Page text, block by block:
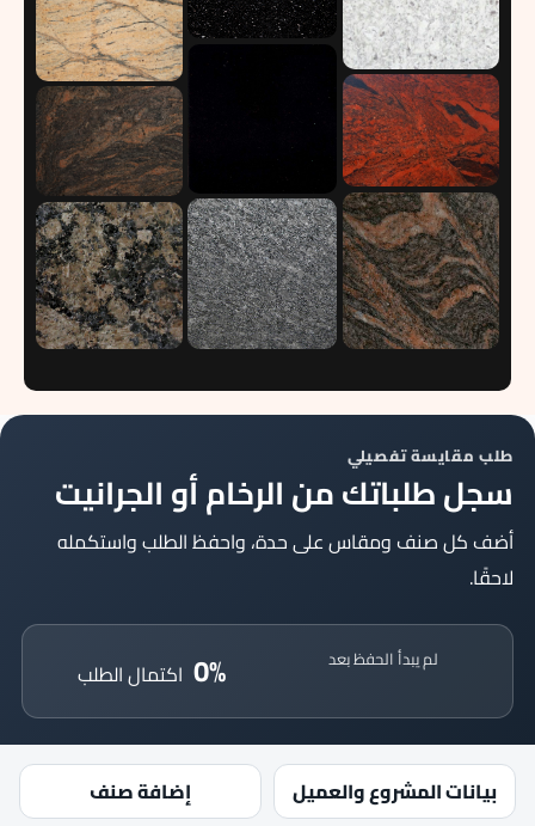
طلب مقايسة تفصيلي
سجل طلباتك من الرخام أو الجرانيت
أضف كل صنف ومقاس على حدة، واحفظ الطلب واستكمله
لاحقًا.
لم يبدأ الحفظ بعد 0% اكتمال الطلب
بيانات المشروع والعميل
إضافة صنف